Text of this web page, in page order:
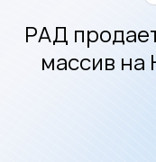
РАД
массив